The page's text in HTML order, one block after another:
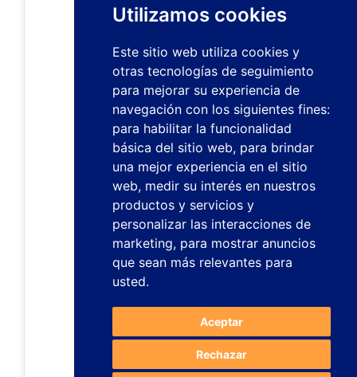
Utilizamos cookies
Este sitio web utiliza cookies y
otras tecnologías de seguimiento
para mejorar su experiencia de
navegación con los siguientes fines:
para habilitar la funcionalidad
básica del sitio web, para brindar
una mejor experiencia en el sitio
web, medir su interés en nuestros
productos y servicios y
personalizar las interacciones de
marketing, para mostrar anuncios
que sean más relevantes para
usted.
Aceptar
Rechazar